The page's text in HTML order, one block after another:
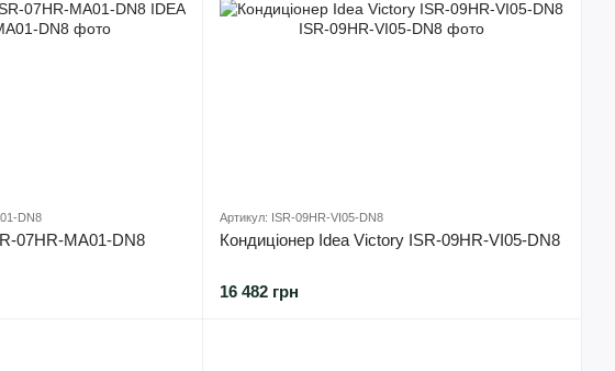
DN8
07HR-MA01-DN8
Артикул: ISR-09HR-VI05-DN8
Кондиціонер Idea Victory ISR-09HR-VI05-DN8
16 482 грн